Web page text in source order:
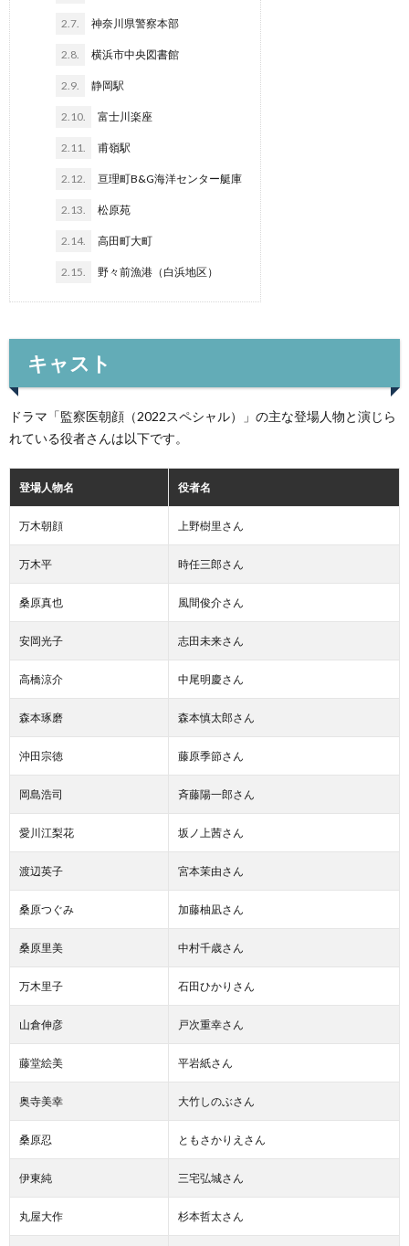
2.7. 神奈川県警察本部
2.8. 横浜市中央図書館
2.9. 静岡駅
2.10. 富士川楽座
2.11. 甫嶺駅
2.12. 亘理町B&G海洋センター艇庫
2.13. 松原苑
2.14. 高田町大町
2.15. 野々前漁港（白浜地区）
キャスト
ドラマ「監察医朝顔（2022スペシャル）」の主な登場人物と演じら
れている役者さんは以下です。
登場人物名 役者名
万木朝顔 上野樹里さん
万木平 時任三郎さん
桑原真也 風間俊介さん
安岡光子 志田未来さん
高橋涼介 中尾明慶さん
森本琢磨 森本慎太郎さん
沖田宗徳 藤原季節さん
岡島浩司 斉藤陽一郎さん
愛川江梨花 坂ノ上茜さん
渡辺英子 宮本茉由さん
桑原つぐみ 加藤柚凪さん
桑原里美 中村千歳さん
万木里子 石田ひかりさん
山倉伸彦 戸次重幸さん
藤堂絵美 平岩紙さん
奥寺美幸 大竹しのぶさん
桑原忍 ともさかりえさん
伊東純 三宅弘城さん
丸屋大作 杉本哲太さん